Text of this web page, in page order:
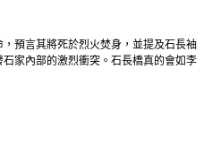
預言其將死於烈火焚身，並提及石長袖
家內部的激烈衝突。石長橋真的會如李